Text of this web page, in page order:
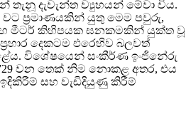
තැනූ දැවැන්ත ව්‍යුහයන් මේවා විය.
ප්‍රමාණයකින් යුතු මෙම පවුරු,
මීටර් කිහිපයක ඝනකමකින් යුක්ත වූ
දෙකටම එරෙහිව බලවත්
විශේෂයෙන් සංකීර්ණ ඉංජිනේරු
වන තෙක් නිම නොකළ අතර, එය
සහ වැඩිදියුණු කිරීම්